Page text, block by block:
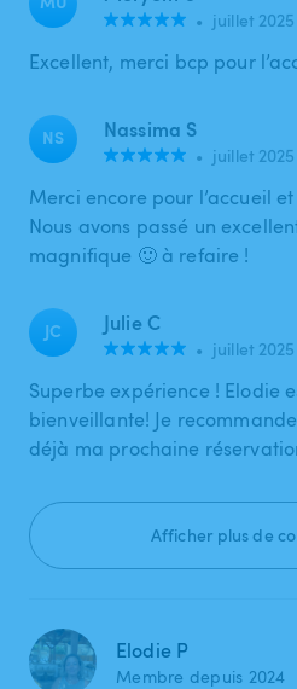
• juillet 2025
Excellent, merci bcp pour
NS Nassima S
• juillet 2025
Merci encore pour l’accueil
Nous avons passé un
magnifique 🙂 à refaire !
JC Julie C
• juillet 2025
Superbe expérience ! Elodie
bienveillante! Je
déjà ma prochaine
Afficher plus de
Elodie P
Membre depuis 2024